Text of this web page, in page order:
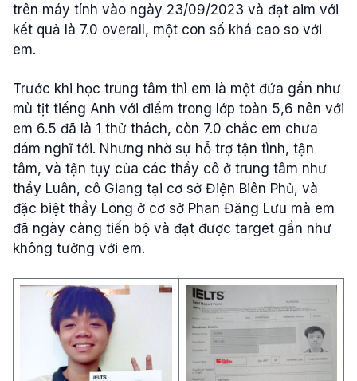
trên máy tính vào ngày 23/09/2023 và đạt aim với
kết quả là 7.0 overall, một con số khá cao so với
em.
Trước khi học trung tâm thì em là một đứa gần như
mù tịt tiếng Anh với điểm trong lớp toàn 5,6 nên với
em 6.5 đã là 1 thử thách, còn 7.0 chắc em chưa
dám nghĩ tới. Nhưng nhờ sự hỗ trợ tận tình, tận
tâm, và tận tụy của các thầy cô ở trung tâm như
thầy Luân, cô Giang tại cơ sở Điện Biên Phủ, và
đặc biệt thầy Long ở cơ sở Phan Đăng Lưu mà em
đã ngày càng tiến bộ và đạt được target gần như
không tưởng với em.